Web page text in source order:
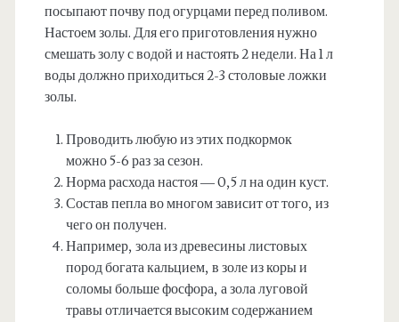
посыпают почву под огурцами перед поливом.
Настоем золы. Для его приготовления нужно
смешать золу с водой и настоять 2 недели. На 1 л
воды должно приходиться 2-3 столовые ложки
золы.
Проводить любую из этих подкормок
можно 5-6 раз за сезон.
Норма расхода настоя — 0,5 л на один куст.
Состав пепла во многом зависит от того, из
чего он получен.
Например, зола из древесины листовых
пород богата кальцием, в золе из коры и
соломы больше фосфора, а зола луговой
травы отличается высоким содержанием